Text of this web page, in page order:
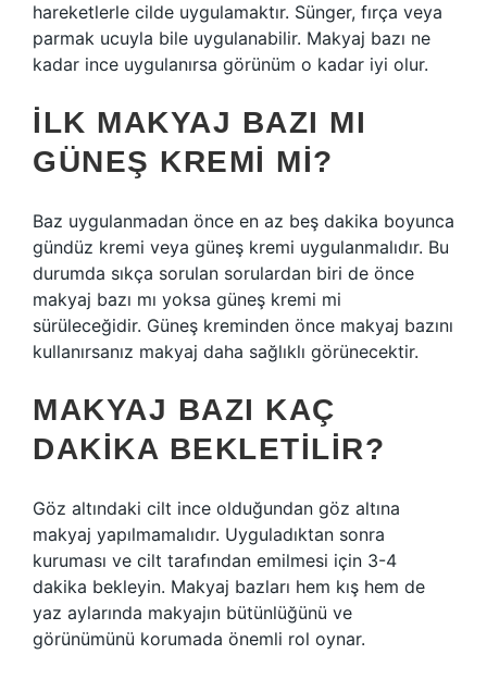
hareketlerle cilde uygulamaktır. Sünger, fırça veya
parmak ucuyla bile uygulanabilir. Makyaj bazı ne
kadar ince uygulanırsa görünüm o kadar iyi olur.
İLK MAKYAJ BAZI MI
GÜNEŞ KREMI MI?
Baz uygulanmadan önce en az beş dakika boyunca
gündüz kremi veya güneş kremi uygulanmalıdır. Bu
durumda sıkça sorulan sorulardan biri de önce
makyaj bazı mı yoksa güneş kremi mi
sürüleceğidir. Güneş kreminden önce makyaj bazını
kullanırsanız makyaj daha sağlıklı görünecektir.
MAKYAJ BAZI KAÇ
DAKIKA BEKLETILIR?
Göz altındaki cilt ince olduğundan göz altına
makyaj yapılmamalıdır. Uyguladıktan sonra
kuruması ve cilt tarafından emilmesi için 3-4
dakika bekleyin. Makyaj bazları hem kış hem de
yaz aylarında makyajın bütünlüğünü ve
görünümünü korumada önemli rol oynar.